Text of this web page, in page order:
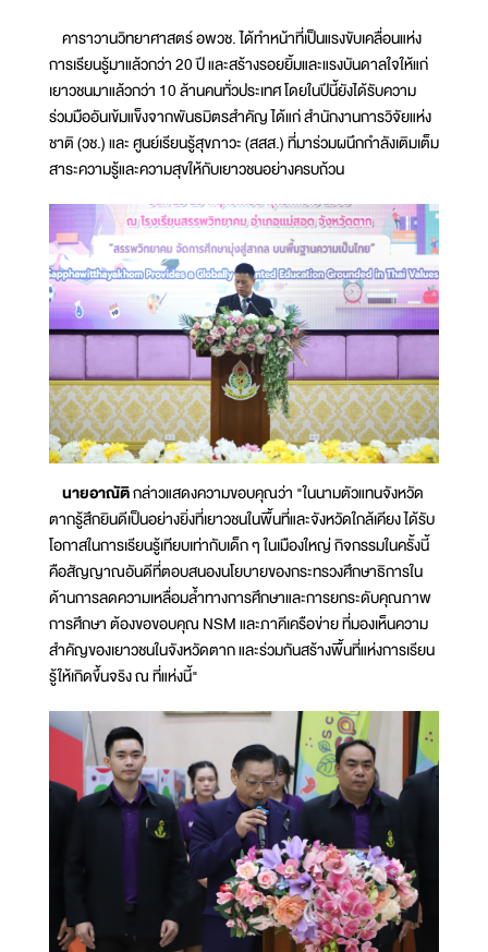
คาราวานวิทยาศาสตร์ อพวช. ได้ทำหน้าที่เป็นแรงขับเคลื่อนแห่ง
การเรียนรู้มาแล้วกว่า 20 ปี และสร้างรอยยิ้มและแรงบันดาลใจให้แก่
เยาวชนมาแล้วกว่า 10 ล้านคนทั่วประเทศ โดยในปีนี้ยังได้รับความ
ร่วมมืออันเข้มแข็งจากพันธมิตรสำคัญ ได้แก่ สำนักงานการวิจัยแห่ง
ชาติ (วช.) และ ศูนย์เรียนรู้สุขภาวะ (สสส.) ที่มาร่วมผนึกกำลังเติมเต็ม
สาระความรู้และความสุขให้กับเยาวชนอย่างครบถ้วน
นายอาณัติกล่าวแสดงความขอบคุณว่า "ในนามตัวแทนจังหวัด
ตากรู้สึกยินดีเป็นอย่างยิ่งที่เยาวชนในพื้นที่และจังหวัดใกล้เคียง ได้รับ
โอกาสในการเรียนรู้เทียบเท่ากับเด็ก ๆ ในเมืองใหญ่ กิจกรรมในครั้งนี้
คือสัญญาณอันดีที่ตอบสนองนโยบายของกระทรวงศึกษาธิการใน
ด้านการลดความเหลื่อมล้ำทางการศึกษาและการยกระดับคุณภาพ
การศึกษา ต้องขอขอบคุณ NSM และภาคีเครือข่าย ที่มองเห็นความ
สำคัญของเยาวชนในจังหวัดตาก และร่วมกันสร้างพื้นที่แห่งการเรียน
รู้ให้เกิดขึ้นจริง ณ ที่แห่งนี้"